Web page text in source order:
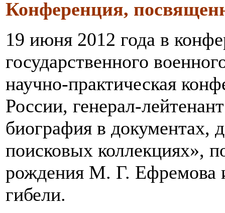
Конференция,
19 июня 2012 года в
государственного
научно-практическая
России, генерал-
биография в документах,
поисковых коллекциях»,
рождения М. Г. Ефремова
гибели.